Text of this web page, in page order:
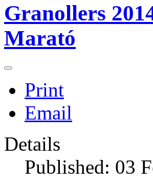
Granollers
Marató
Print
Email
Details
Published: 03